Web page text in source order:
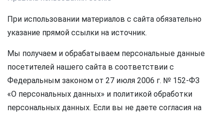
При использовании материалов с сайта обязательно
указание прямой ссылки на источник.
Мы получаем и обрабатываем персональные данные
посетителей нашего сайта в соответствии с
Федеральным законом от 27 июля 2006 г. № 152-ФЗ
«О персональных данных» и политикой обработки
персональных данных. Если вы не даете согласия на